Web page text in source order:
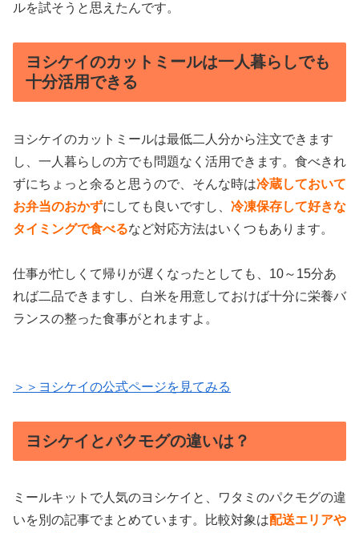
ルを試そうと思えたんです。
ヨシケイのカットミールは一人暮らしでも
十分活用できる
ヨシケイのカットミールは最低二人分から注文できます
し、一人暮らしの方でも問題なく活用できます。食べきれ
ずにちょっと余ると思うので、そんな時は冷蔵しておいて
お弁当のおかずにしても良いですし、 冷凍保存して好きな
タイミングで食べるなど対応方法はいくつもあります。
仕事が忙しくて帰りが遅くなったとしても、10～15分あ
れば二品できますし、白米を用意しておけば十分に栄養バ
ランスの整った食事がとれますよ。
＞＞ヨシケイの公式ページを見てみる
ヨシケイとパクモグの違いは？
ミールキットで人気のヨシケイと、ワタミのパクモグの違
いを別の記事でまとめています。比較対象は配送エリアや